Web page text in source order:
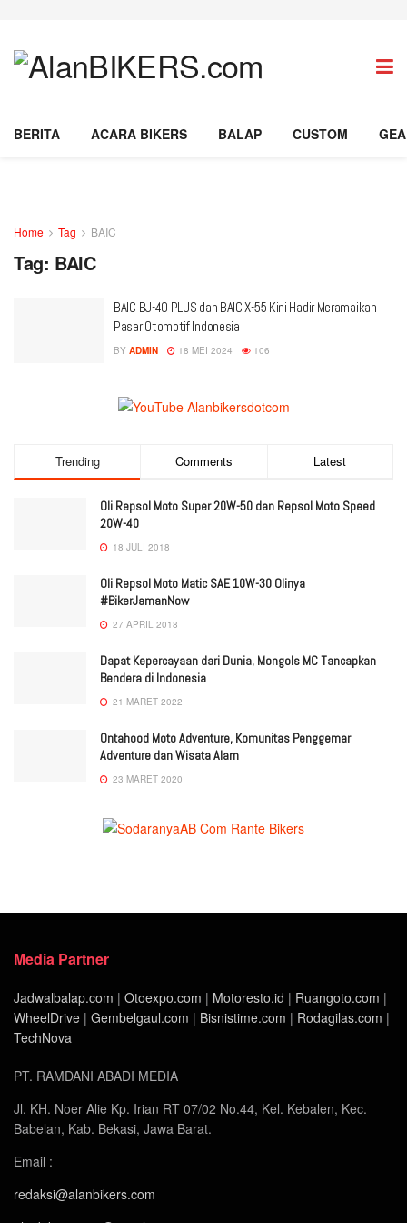
BERITA ACARA BIKERS BALAP CUSTOM
Home Tag BAIC
Tag: BAIC
BAIC BJ-40 PLUS dan BAIC X-55 Kini Hadir Meramaikan
Pasar Otomotif Indonesia
BY ADMIN 18 MEI 2024 106
Trending Comments Latest
Oli Repsol Moto Super 20W-50 dan Repsol Moto Speed
20W-40
18 JULI 2018
Oli Repsol Moto Matic SAE 10W-30 Olinya
#BikerJamanNow
27 APRIL 2018
Dapat Kepercayaan dari Dunia, Mongols MC Tancapkan
Bendera di Indonesia
21 MARET 2022
Ontahood Moto Adventure, Komunitas Penggemar
Adventure dan Wisata Alam
23 MARET 2020
Media Partner
Jadwalbalap.com | Otoexpo.com | Motoresto.id | Ruangoto.com |
WheelDrive | Gembelgaul.com | Bisnistime.com | Rodagilas.com |
TechNova
PT. RAMDANI ABADI MEDIA
Jl. KH. Noer Alie Kp. Irian RT 07/02 No.44, Kel. Kebalen, Kec.
Babelan, Kab. Bekasi, Jawa Barat.
Email :
redaksi@alanbikers.com